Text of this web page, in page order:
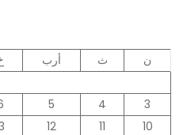
ن ث أرب
3
4
5
10
11
12